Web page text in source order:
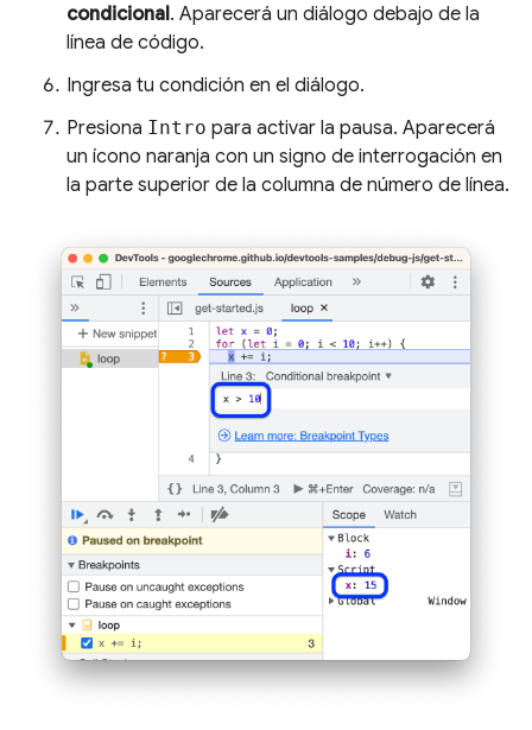
condicional. Aparecerá un diálogo debajo de la
línea de código.
Ingresa tu condición en el diálogo.
Presiona Intro para activar la pausa. Aparecerá
un ícono naranja con un signo de interrogación en
la parte superior de la columna de número de línea.